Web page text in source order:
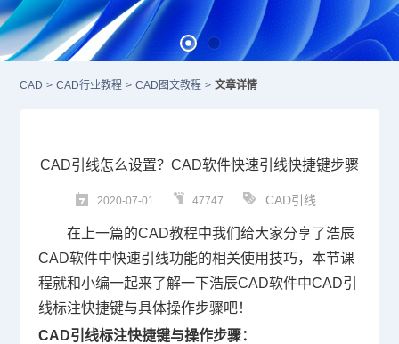
CAD > CAD行业教程 > CAD图文教程 > 文章详情
CAD引线怎么设置？CAD软件快速引线快捷键步骤
2020-07-01 47747 CAD引线
在上一篇的CAD教程中我们给大家分享了浩辰
CAD软件中快速引线功能的相关使用技巧，本节课
程就和小编一起来了解一下浩辰CAD软件中CAD引
线标注快捷键与具体操作步骤吧！
CAD引线标注快捷键与操作步骤：